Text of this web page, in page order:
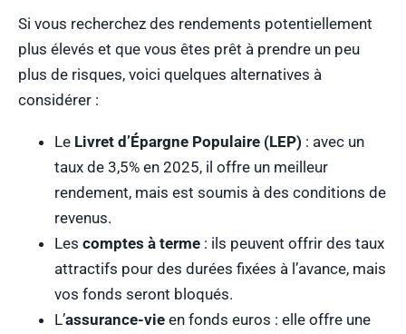
Si vous recherchez des rendements potentiellement
plus élevés et que vous êtes prêt à prendre un peu
plus de risques, voici quelques alternatives à
considérer :
Le Livret d’Épargne Populaire (LEP) : avec un
taux de 3,5% en 2025, il offre un meilleur
rendement, mais est soumis à des conditions de
revenus.
Les comptes à terme : ils peuvent offrir des taux
attractifs pour des durées fixées à l’avance, mais
vos fonds seront bloqués.
L’assurance-vie en fonds euros : elle offre une